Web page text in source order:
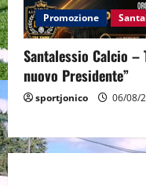
Promozione
Santalessio Calcio
nuovo Presidente”
sportjonico 06/08/